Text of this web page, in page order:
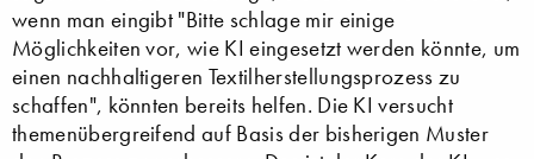
wenn man eingibt "Bitte schlage mir einige
Möglichkeiten vor, wie KI eingesetzt werden könnte, um
einen nachhaltigeren Textilherstellungsprozess zu
schaffen", könnten bereits helfen. Die KI versucht
themenübergreifend auf Basis der bisherigen Muster